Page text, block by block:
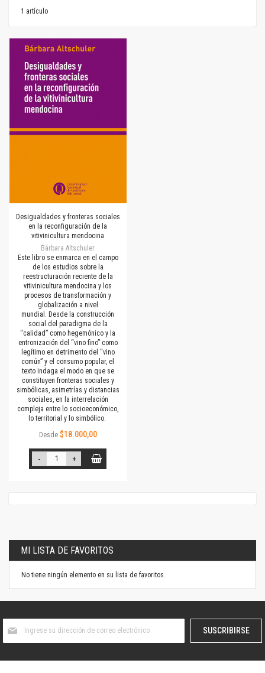
1 artículo
Desigualdades y fronteras sociales
en la reconfiguración de la
vitivinicultura mendocina
Bárbara Altschuler
Este libro se enmarca en el campo
de los estudios sobre la
reestructuración reciente de la
vitivinicultura mendocina y los
procesos de transformación y
globalización a nivel
mundial. Desde la construcción
social del paradigma de la
“calidad” como hegemónico y la
entronización del “vino fino” como
legítimo en detrimento del “vino
común” y el consumo popular, el
texto indaga el modo en que se
constituyen fronteras sociales y
simbólicas, asimetrías y distancias
sociales, en la interrelación
compleja entre lo socioeconómico,
lo territorial y lo simbólico.
Desde $18.000,00
- +
MI LISTA DE FAVORITOS
No tiene ningún elemento en su lista de favoritos.
boletín
SUSCRIBIRSE